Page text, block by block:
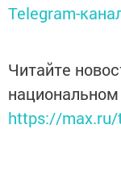
Telegram-
Читайте
https://